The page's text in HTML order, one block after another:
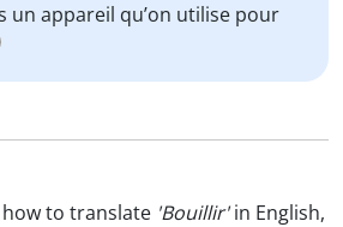
un appareil qu’on utilise pour
to translate 'Bouillir'in English,